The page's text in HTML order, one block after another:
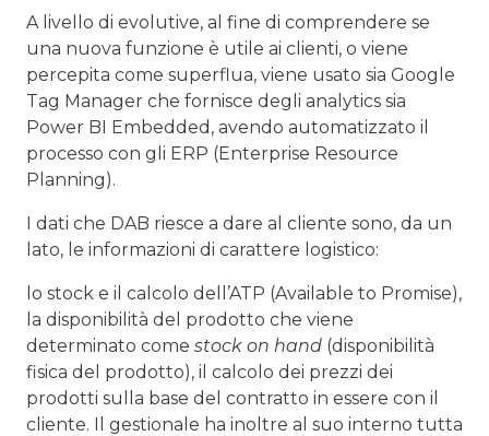
A livello di evolutive, al fine di comprendere se
una nuova funzione è utile ai clienti, o viene
percepita come superflua, viene usato sia Google
Tag Manager che fornisce degli analytics sia
Power BI Embedded, avendo automatizzato il
processo con gli ERP (Enterprise Resource
Planning).
I dati che DAB riesce a dare al cliente sono, da un
lato, le informazioni di carattere logistico:
lo stock e il calcolo dell’ATP (Available to Promise),
la disponibilità del prodotto che viene
determinato come stock on hand (disponibilità
fisica del prodotto), il calcolo dei prezzi dei
prodotti sulla base del contratto in essere con il
cliente. Il gestionale ha inoltre al suo interno tutta